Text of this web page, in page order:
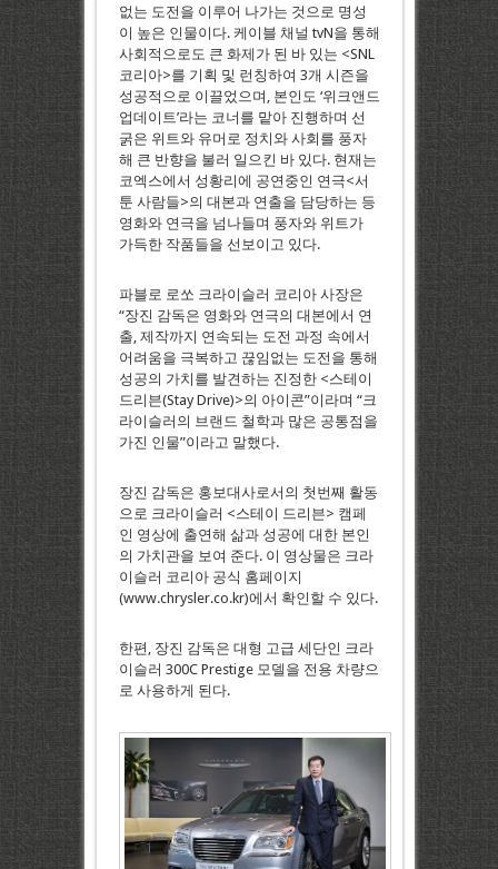
없는 도전을 이루어 나가는 것으로 명성
이 높은 인물이다. 케이블 채널 tvN을 통해
사회적으로도 큰 화제가 된 바 있는 <SNL
코리아>를 기획 및 런칭하여 3개 시즌을
성공적으로 이끌었으며, 본인도 ‘위크앤드
업데이트’라는 코너를 맡아 진행하며 선
굵은 위트와 유머로 정치와 사회를 풍자
해 큰 반향을 불러 일으킨 바 있다. 현재는
코엑스에서 성황리에 공연중인 연극<서
툰 사람들>의 대본과 연출을 담당하는 등
영화와 연극을 넘나들며 풍자와 위트가
가득한 작품들을 선보이고 있다.
파블로 로쏘 크라이슬러 코리아 사장은
“장진 감독은 영화와 연극의 대본에서 연
출, 제작까지 연속되는 도전 과정 속에서
어려움을 극복하고 끊임없는 도전을 통해
성공의 가치를 발견하는 진정한 <스테이
드리븐(Stay Drive)>의 아이콘”이라며 “크
라이슬러의 브랜드 철학과 많은 공통점을
가진 인물”이라고 말했다.
장진 감독은 홍보대사로서의 첫번째 활동
으로 크라이슬러 <스테이 드리븐> 캠페
인 영상에 출연해 삶과 성공에 대한 본인
의 가치관을 보여 준다. 이 영상물은 크라
이슬러 코리아 공식 홈페이지
(www.chrysler.co.kr)에서 확인할 수 있다.
한편, 장진 감독은 대형 고급 세단인 크라
이슬러 300C Prestige 모델을 전용 차량으
로 사용하게 된다.